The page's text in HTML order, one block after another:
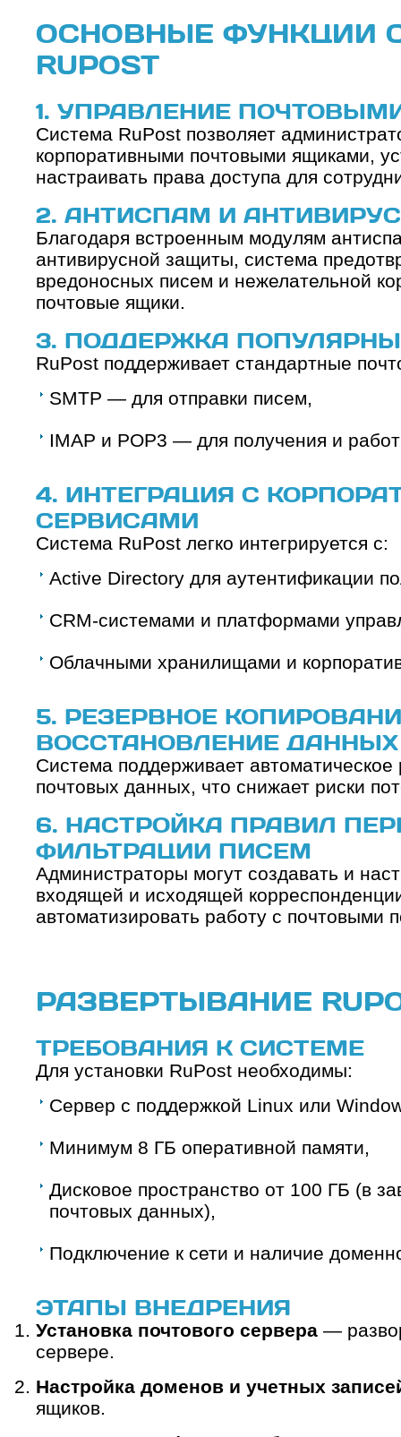
ОСНОВНЫЕ ФУНКЦИИ
RUPOST
1. УПРАВЛЕНИЕ
Система RuPost позволяет
корпоративными почтовыми ящиками,
настраивать права доступа для
2. АНТИСПАМ И
Благодаря встроенным модулям
антивирусной защиты, система
вредоносных писем и нежелательной
почтовые ящики.
3. ПОДДЕРЖКА
RuPost поддерживает стандартные
SMTP — для отправки писем,
IMAP и POP3 — для получения и
4. ИНТЕГРАЦИЯ С
СЕРВИСАМИ
Система RuPost легко интегрируется с:
Active Directory для аутентификации
CRM-системами и платформами
Облачными хранилищами и
5. РЕЗЕРВНОЕ
ВОССТАНОВЛЕНИЕ ДАННЫХ
Система поддерживает автоматическое
почтовых данных, что снижает риски
6. НАСТРОЙКА ПРАВИЛ
ФИЛЬТРАЦИИ ПИСЕМ
Администраторы могут создавать и
входящей и исходящей
автоматизировать работу с почтовыми
РАЗВЕРТЫВАНИЕ
ТРЕБОВАНИЯ К СИСТЕМЕ
Для установки RuPost необходимы:
Сервер с поддержкой Linux или
Минимум 8 ГБ оперативной памяти,
Дисковое пространство от 100 ГБ (в
почтовых данных),
Подключение к сети и наличие
ЭТАПЫ ВНЕДРЕНИЯ
Установка почтового сервера—
сервере.
Настройка доменов и учетных
ящиков.